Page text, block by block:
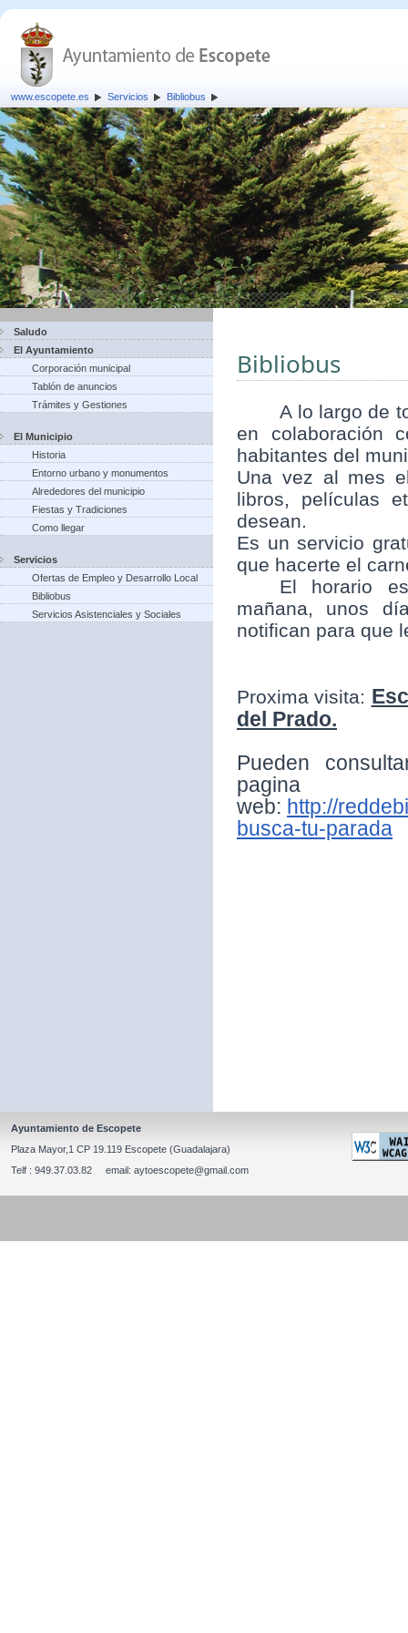
www.escopete.es Servicios Bibliobus
Saludo
El Ayuntamiento
Corporación municipal
Tablón de anuncios
Trámites y Gestiones
El Municipio
Historia
Entorno urbano y monumentos
Alrededores del municipio
Fiestas y Tradiciones
Como llegar
Servicios
Ofertas de Empleo y Desarrollo Local
Bibliobus
Servicios Asistenciales y Sociales
Bibliobus
A lo largo de
en colaboración
habitantes del
Una vez al mes
libros, películas
desean.
Es un servicio
que hacerte el
El horario
mañana, unos
notifican para que
Proxima visita:
del Prado.
Pueden
pagina
web: http://
busca-tu-parada
Ayuntamiento de Escopete
Plaza Mayor,1 CP 19.119 Escopete (Guadalajara)
Telf : 949.37.03.82 email: aytoescopete@gmail.com